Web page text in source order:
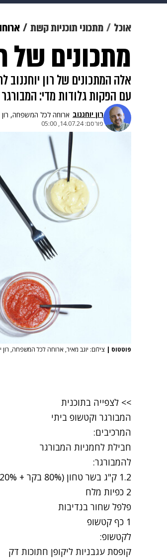
מוזיקה תרבות
דיגיטל גאווה
אוכל מתכוני תוכניות קשת
מתכונים של
אלה המתכונים של רון יוחננוב
עם הפקות גלודות מדי:
רון יוחננוב ארוחה לכל המשפחה, רון
פורסם:14.07.24, 05:00
פוטטוס | צילום: יוגב מאיר, ארוחה לכל המשפחה, רון
>> לצפייה בתוכנית
המבורגר וקטשופ ביתי
המרכיבים:
חבילת לחמניות המבורגר
להמבורגר:
1.2 ק"ג בשר טחון (80% בקר + 20% שומן)
2 כפיות מלח
פלפל שחור בנדיבות
1 כף קטשופ
לקטשופ:
קופסת עגבניות ליקופן חתוכות דק